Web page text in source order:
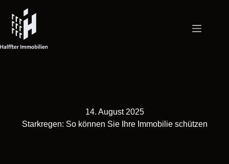
Inhalt
springen
14. August 2025
Starkregen: So können Sie Ihre Immobilie schützen